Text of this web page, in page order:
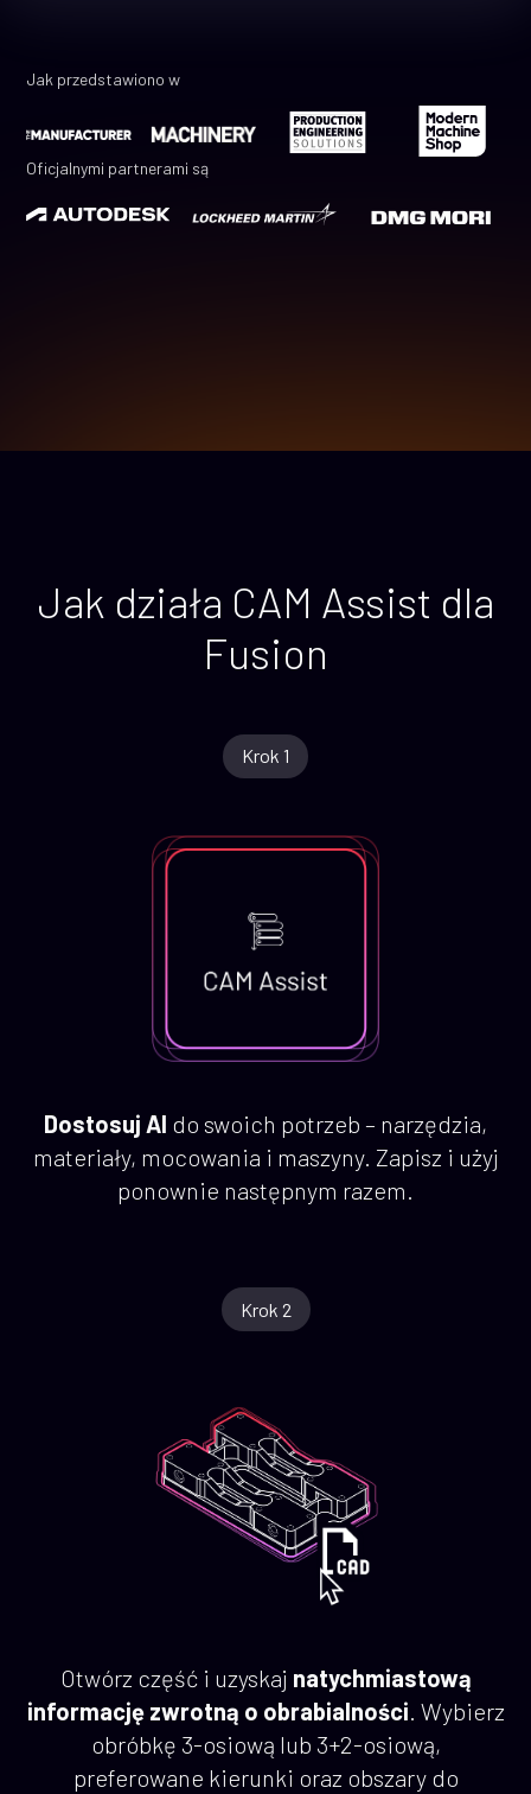
Jak przedstawiono w
Oficjalnymi partnerami są
Jak działa CAM Assist dla
Fusion
Krok 1
Dostosuj AI do swoich potrzeb – narzędzia,
materiały, mocowania i maszyny. Zapisz i użyj
ponownie następnym razem.
Krok 2
Otwórz część i uzyskaj natychmiastową
informację zwrotną o obrabialności. Wybierz
obróbkę 3-osiową lub 3+2-osiową,
preferowane kierunki oraz obszary do